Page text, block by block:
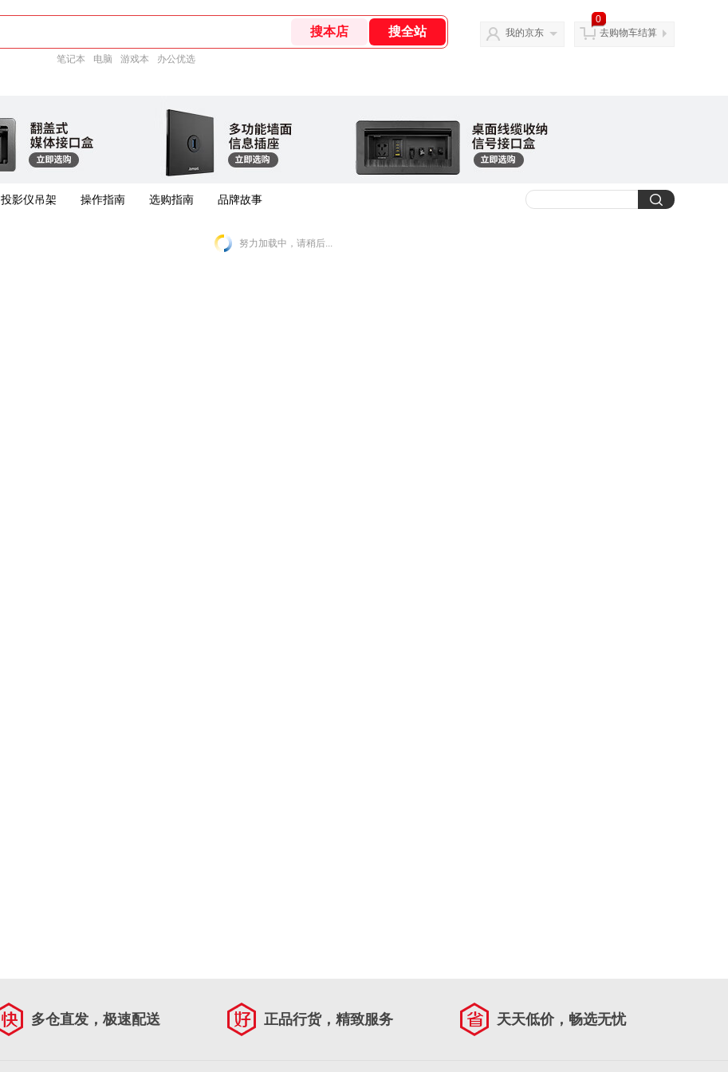
笔记本 电脑 游戏本 办公优选
我的京东
0
去购物车结算
投影仪吊架 操作指南 选购指南 品牌故事
努力加载中，请稍后...
多仓直发，极速配送 正品行货，精致服务 天天低价，畅选无忧